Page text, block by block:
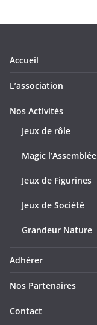
Accueil
L’association
Nos Activités
Jeux de rôle
Magic l’Assemblée
Jeux de Figurines
Jeux de Société
Grandeur Nature
Adhérer
Nos Partenaires
Contact